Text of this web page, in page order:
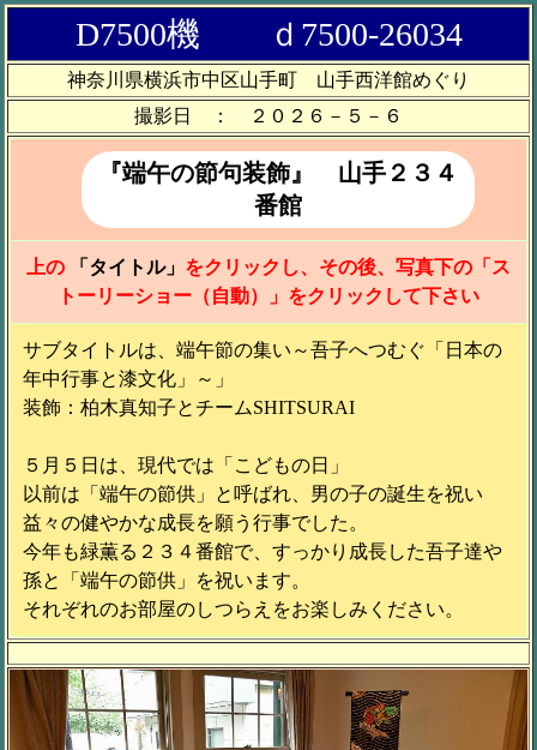
D7500機 ｄ7500-26034
神奈川県横浜市中区山手町 山手西洋館めぐり
撮影日 ： ２０２６－５－６
『端午の節句装飾』 山手２３４
番館
上の 「タイトル」 をクリックし、その後、写真下の「ス
トーリーショー（自動）」をクリックして下さい
サブタイトルは、端午節の集い～吾子へつむぐ「日本の
年中行事と漆文化」～」
装飾：柏木真知子とチームSHITSURAI
５月５日は、現代では「こどもの日」
以前は「端午の節供」と呼ばれ、男の子の誕生を祝い
益々の健やかな成長を願う行事でした。
今年も緑薫る２３４番館で、すっかり成長した吾子達や
孫と「端午の節供」を祝います。
それぞれのお部屋のしつらえをお楽しみください。